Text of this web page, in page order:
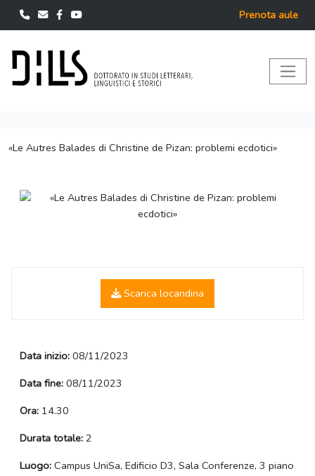
Prenota aule
«Le Autres Balades di Christine de Pizan: problemi ecdotici»
Scarica locandina
Data inizio: 08/11/2023
Data fine: 08/11/2023
Ora: 14.30
Durata totale: 2
Luogo: Campus UniSa, Edificio D3, Sala Conferenze, 3 piano